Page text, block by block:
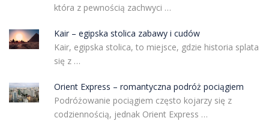
która z pewnością zachwyci …
Kair – egipska stolica zabawy i cudów
Kair, egipska stolica, to miejsce, gdzie historia splata
się z …
Orient Express – romantyczna podróż pociągiem
Podróżowanie pociągiem często kojarzy się z
codziennością, jednak Orient Express …